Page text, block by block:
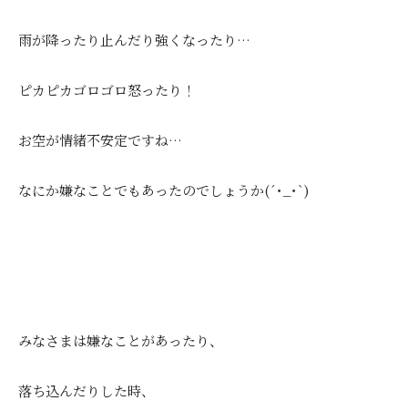
雨が降ったり止んだり強くなったり…
ピカピカゴロゴロ怒ったり！
お空が情緒不安定ですね…
なにか嫌なことでもあったのでしょうか(´･_･`)
みなさまは嫌なことがあったり、
落ち込んだりした時、